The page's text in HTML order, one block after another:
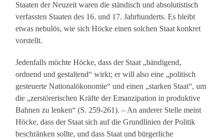
Staaten der Neuzeit waren die ständisch und absolutistisch
verfassten Staaten des 16. und 17. Jahrhunderts. Es bleibt
etwas nebulös, wie sich Höcke einen solchen Staat konkret
vorstellt.
Jedenfalls möchte Höcke, dass der Staat „bändigend,
ordnend und gestaltend“ wirkt; er will also eine „politisch
gesteuerte Nationalökonomie“ und einen „starken Staat“, um
die „zerstörerischen Kräfte der Emanzipation in produktive
Bahnen zu lenken“ (S. 259-261). – An anderer Stelle meint
Höcke, dass der Staat sich auf die Grundlinien der Politik
beschränken sollte, und dass Staat und bürgerliche